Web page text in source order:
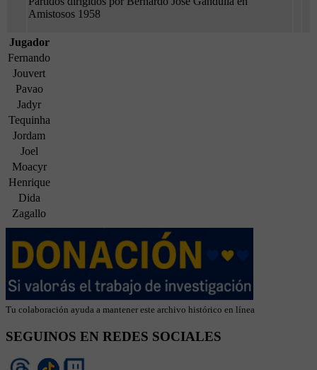
Amistosos 1958
Jugador
Fernando
Jouvert
Pavao
Jadyr
Tequinha
Jordam
Joel
Moacyr
Henrique
Dida
Zagallo
Tu colaboración ayuda a mantener este archivo histórico en línea
SEGUINOS EN REDES SOCIALES